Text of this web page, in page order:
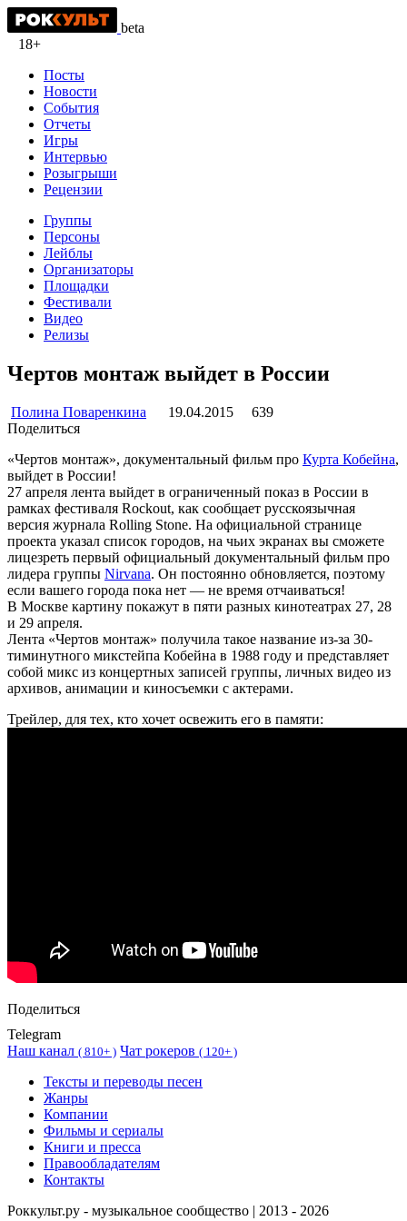
beta
18+
Посты
Новости
События
Отчеты
Игры
Интервью
Розыгрыши
Рецензии
Группы
Персоны
Лейблы
Организаторы
Площадки
Фестивали
Видео
Релизы
Чертов монтаж выйдет в России
Полина Поваренкина 19.04.2015
639
Поделиться
«Чертов монтаж», документальный фильм про Курта Кобейна,
выйдет в России!
27 апреля лента выйдет в ограниченный показ в России в
рамках фестиваля Rockout, как сообщает русскоязычная
версия журнала Rolling Stone. На официальной странице
проекта указал список городов, на чьих экранах вы сможете
лицезреть первый официальный документальный фильм про
лидера группы Nirvana. Он постоянно обновляется, поэтому
если вашего города пока нет — не время отчаиваться!
В Москве картину покажут в пяти разных кинотеатрах 27, 28
и 29 апреля.
Лента «Чертов монтаж» получила такое название из-за 30-
тиминутного микстейпа Кобейна в 1988 году и представляет
собой микс из концертных записей группы, личных видео из
архивов, анимации и киносъемки с актерами.
Трейлер, для тех, кто хочет освежить его в памяти:
Поделиться
Telegram
Наш канал ( 810+ ) Чат рокеров ( 120+ )
Тексты и переводы песен
Жанры
Компании
Фильмы и сериалы
Книги и пресса
Правообладателям
Контакты
Роккульт.ру - музыкальное сообщество | 2013 - 2026